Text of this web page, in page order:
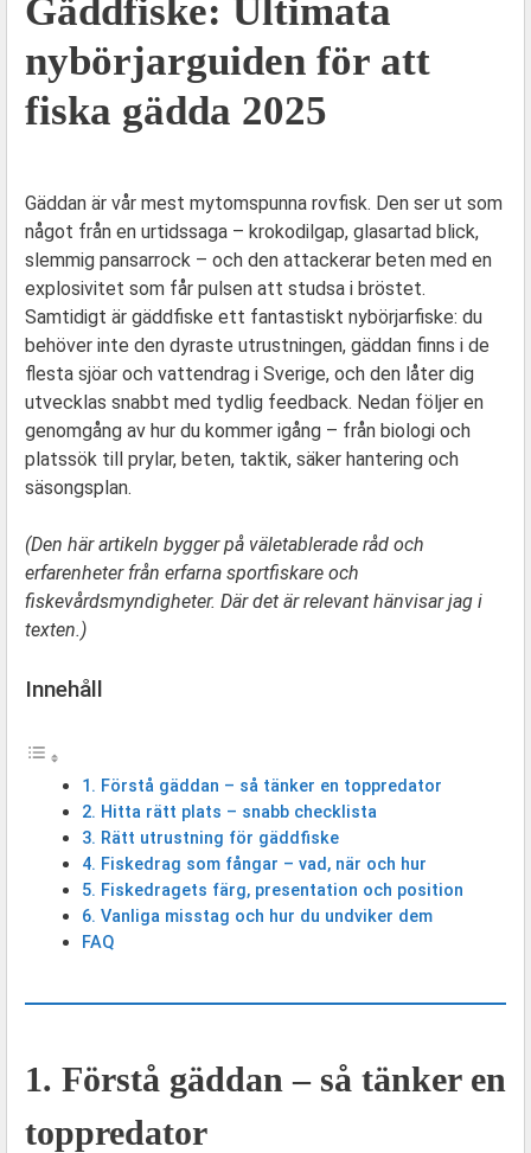
Gäddfiske: Ultimata
nybörjarguiden för att
fiska gädda 2025
Gäddan är vår mest mytomspunna rovfisk. Den ser ut som
något från en urtidssaga – krokodilgap, glasartad blick,
slemmig pansarrock – och den attackerar beten med en
explosivitet som får pulsen att studsa i bröstet.
Samtidigt är gäddfiske ett fantastiskt nybörjarfiske: du
behöver inte den dyraste utrustningen, gäddan finns i de
flesta sjöar och vattendrag i Sverige, och den låter dig
utvecklas snabbt med tydlig feedback. Nedan följer en
genomgång av hur du kommer igång – från biologi och
platssök till prylar, beten, taktik, säker hantering och
säsongsplan.
(Den här artikeln bygger på väletablerade råd och
erfarenheter från erfarna sportfiskare och
fiskevårdsmyndigheter. Där det är relevant hänvisar jag i
texten.)
Innehåll
1. Förstå gäddan – så tänker en toppredator
2. Hitta rätt plats – snabb checklista
3. Rätt utrustning för gäddfiske
4. Fiskedrag som fångar – vad, när och hur
5. Fiskedragets färg, presentation och position
6. Vanliga misstag och hur du undviker dem
FAQ
1. Förstå gäddan – så tänker en
toppredator